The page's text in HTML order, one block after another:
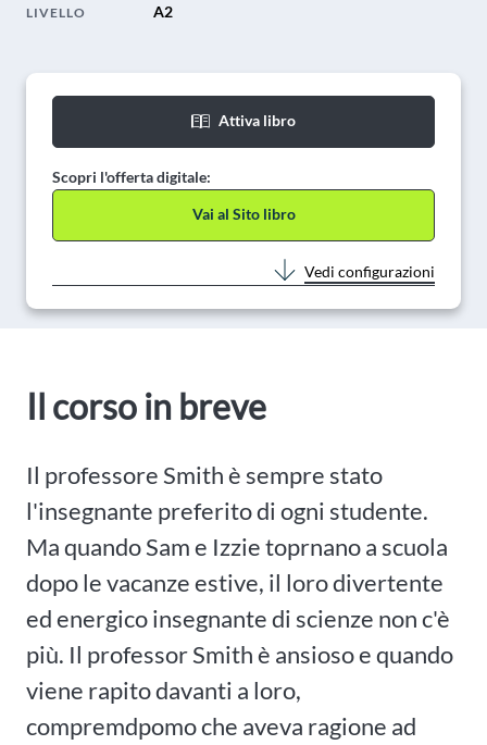
LIVELLO A2
Attiva libro
Scopri l'offerta digitale:
Vai al Sito libro
Vedi configurazioni
Il corso in breve
Il professore Smith è sempre stato
l'insegnante preferito di ogni studente.
Ma quando Sam e Izzie toprnano a scuola
dopo le vacanze estive, il loro divertente
ed energico insegnante di scienze non c'è
più. Il professor Smith è ansioso e quando
viene rapito davanti a loro,
compremdpomo che aveva ragione ad